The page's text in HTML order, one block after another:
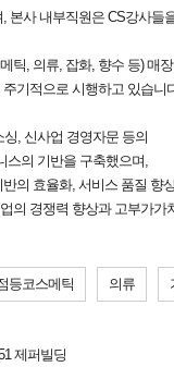
본사 내부직원은 CS강사
틱, 의류, 잡화, 향수 등)
기적으로 시행하고 있습니
, 신사업 경영자문 등의
스의 기반을 구축했으며,
의 효율화, 서비스 품질 향
의 경쟁력 향상과 고부가가
등코스메틱 의류
제퍼빌딩